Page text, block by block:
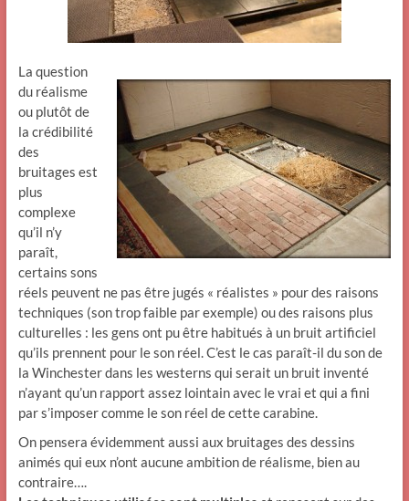
La question
du réalisme
ou plutôt de
la crédibilité
des
bruitages est
plus
complexe
qu’il n’y
paraît,
certains sons
réels peuvent ne pas être jugés « réalistes » pour des raisons
techniques (son trop faible par exemple) ou des raisons plus
culturelles : les gens ont pu être habitués à un bruit artificiel
qu’ils prennent pour le son réel. C’est le cas paraît-il du son de
la Winchester dans les westerns qui serait un bruit inventé
n’ayant qu’un rapport assez lointain avec le vrai et qui a fini
par s’imposer comme le son réel de cette carabine.
On pensera évidemment aussi aux bruitages des dessins
animés qui eux n’ont aucune ambition de réalisme, bien au
contraire….